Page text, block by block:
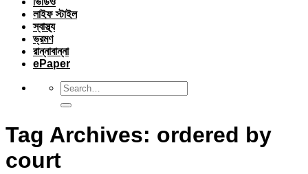
লাইফ স্টাইল
স্বাস্থ্য
ভ্রমণ
রান্নাবান্না
ePaper
Tag Archives: ordered by
court